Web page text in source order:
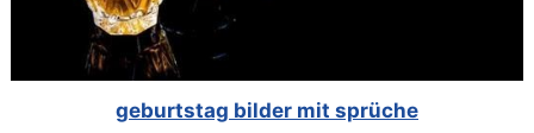
geburtstag bilder mit sprüche